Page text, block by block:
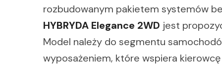
rozbudowanym pakietem systemów
HYBRYDA Elegance 2WD jest
Model należy do segmentu
wyposażeniem, które wspiera